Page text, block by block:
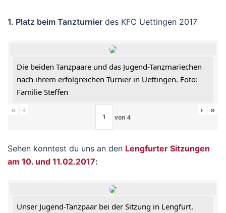
1. Platz beim Tanzturnier des KFC Uettingen 2017
Die beiden Tanzpaare und das Jugend-Tanzmariechen
nach ihrem erfolgreichen Turnier in Uettingen. Foto:
Familie Steffen
«
‹
von 4
› »
Sehen konntest du uns an den Lengfurter Sitzungen
am 10. und 11.02.2017:
Unser Jugend-Tanzpaar bei der Sitzung in Lengfurt.